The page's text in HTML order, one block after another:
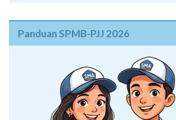
Panduan SPMB-PJJ 2026